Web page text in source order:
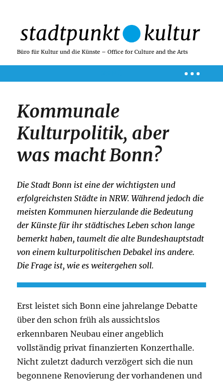
Büro für Kultur und die Künste – Office for Culture and the Arts
Kommunale
Kulturpolitik, aber
was macht Bonn?
Die Stadt Bonn ist eine der wichtigsten und
erfolgreichsten Städte in NRW. Während jedoch die
meisten Kommunen hierzulande die Bedeutung
der Künste für ihr städtisches Leben schon lange
bemerkt haben, taumelt die alte Bundeshauptstadt
von einem kulturpolitischen Debakel ins andere.
Die Frage ist, wie es weitergehen soll.
Erst leistet sich Bonn eine jahrelange Debatte
über den schon früh als aussichtslos
erkennbaren Neubau einer angeblich
vollständig privat finanzierten Konzerthalle.
Nicht zuletzt dadurch verzögert sich die nun
begonnene Renovierung der vorhandenen und